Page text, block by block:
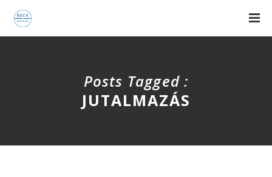
Posts Tagged :
JUTALMAZÁS